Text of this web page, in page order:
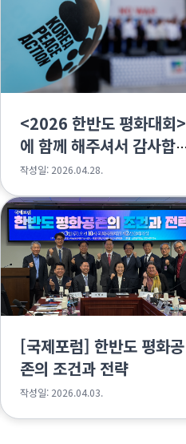
<2026 한반도 평화대회>
에 함께 해주셔서 감사합
니다🌟
작성일: 2026.04.28.
[국제포럼] 한반도 평화공
존의 조건과 전략
작성일: 2026.04.03.